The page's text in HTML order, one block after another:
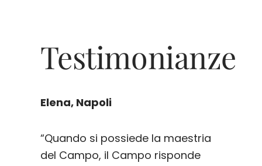
Testimonianze
Elena, Napoli
“Quando si possiede la maestria
del Campo, il Campo risponde